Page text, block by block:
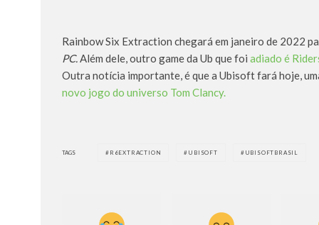
Rainbow Six Extraction chegará em janeiro de 2022
PC.Além dele, outro game da Ub que foi adiado é
Outra notícia importante, é que a Ubisoft fará hoje,
novo jogo do universo Tom Clancy.
TAGS R6EXTRACTION UBISOFT UBISOFTBRASIL